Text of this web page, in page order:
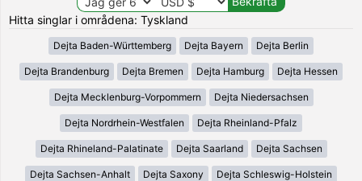
Hitta singlar i områdena: Tyskland
Dejta Baden-Württemberg Dejta Bayern Dejta Berlin
Dejta Brandenburg Dejta Bremen Dejta Hamburg Dejta Hessen
Dejta Mecklenburg-Vorpommern Dejta Niedersachsen
Dejta Nordrhein-Westfalen Dejta Rheinland-Pfalz
Dejta Rhineland-Palatinate Dejta Saarland Dejta Sachsen
Dejta Sachsen-Anhalt Dejta Saxony Dejta Schleswig-Holstein